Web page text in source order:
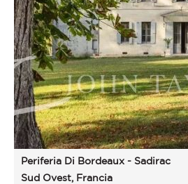
Periferia Di Bordeaux - Sadirac
Sud Ovest, Francia